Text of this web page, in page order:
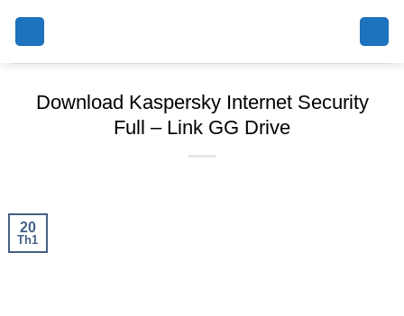
Download Kaspersky Internet Security
Full – Link GG Drive
20
Th1